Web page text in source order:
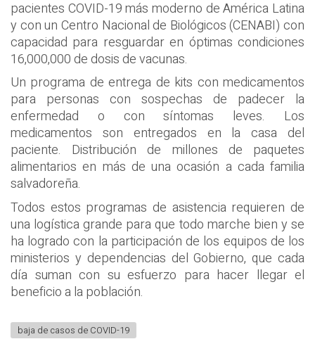
pacientes COVID-19 más moderno de América Latina
y con un Centro Nacional de Biológicos (CENABI) con
capacidad para resguardar en óptimas condiciones
16,000,000 de dosis de vacunas.
Un programa de entrega de kits con medicamentos
para personas con sospechas de padecer la
enfermedad o con síntomas leves. Los
medicamentos son entregados en la casa del
paciente. Distribución de millones de paquetes
alimentarios en más de una ocasión a cada familia
salvadoreña.
Todos estos programas de asistencia requieren de
una logística grande para que todo marche bien y se
ha logrado con la participación de los equipos de los
ministerios y dependencias del Gobierno, que cada
día suman con su esfuerzo para hacer llegar el
beneficio a la población.
baja de casos de COVID-19